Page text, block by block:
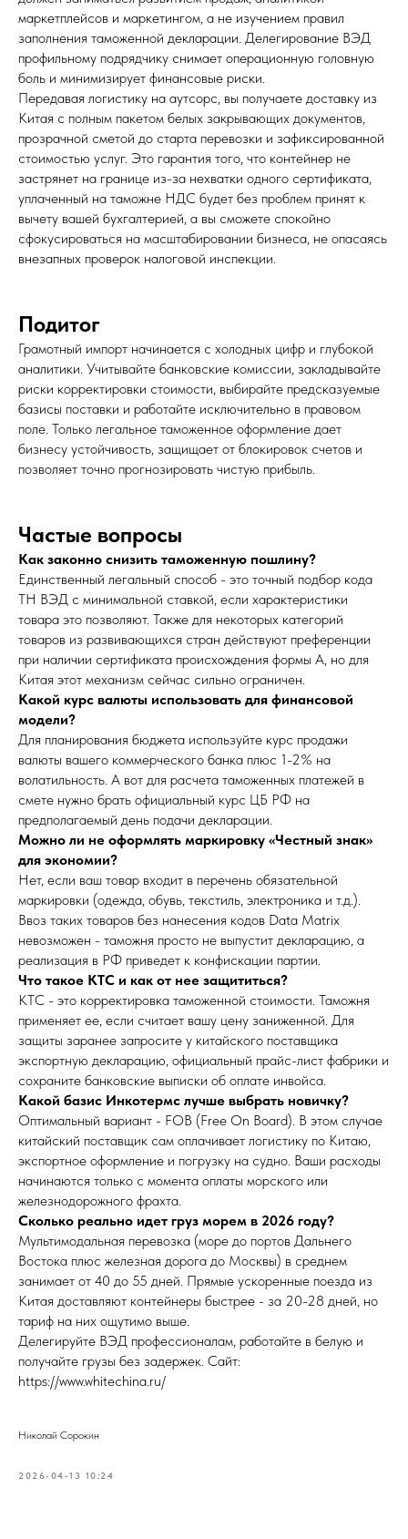
маркетплейсов и маркетингом, а не изучением правил
заполнения таможенной декларации. Делегирование ВЭД
профильному подрядчику снимает операционную головную
боль и минимизирует финансовые риски.
Передавая логистику на аутсорс, вы получаете доставку из
Китая с полным пакетом белых закрывающих документов,
прозрачной сметой до старта перевозки и зафиксированной
стоимостью услуг. Это гарантия того, что контейнер не
застрянет на границе из-за нехватки одного сертификата,
уплаченный на таможне НДС будет без проблем принят к
вычету вашей бухгалтерией, а вы сможете спокойно
сфокусироваться на масштабировании бизнеса, не опасаясь
внезапных проверок налоговой инспекции.
Подитог
Грамотный импорт начинается с холодных цифр и глубокой
аналитики. Учитывайте банковские комиссии, закладывайте
риски корректировки стоимости, выбирайте предсказуемые
базисы поставки и работайте исключительно в правовом
поле. Только легальное таможенное оформление дает
бизнесу устойчивость, защищает от блокировок счетов и
позволяет точно прогнозировать чистую прибыль.
Частые вопросы
Как законно снизить таможенную пошлину?
Единственный легальный способ - это точный подбор кода
ТН ВЭД с минимальной ставкой, если характеристики
товара это позволяют. Также для некоторых категорий
товаров из развивающихся стран действуют преференции
при наличии сертификата происхождения формы А, но для
Китая этот механизм сейчас сильно ограничен.
Какой курс валюты использовать для финансовой
модели?
Для планирования бюджета используйте курс продажи
валюты вашего коммерческого банка плюс 1-2% на
волатильность. А вот для расчета таможенных платежей в
смете нужно брать официальный курс ЦБ РФ на
предполагаемый день подачи декларации.
Можно ли не оформлять маркировку «Честный знак»
для экономии?
Нет, если ваш товар входит в перечень обязательной
маркировки (одежда, обувь, текстиль, электроника и т.д.).
Ввоз таких товаров без нанесения кодов Data Matrix
невозможен - таможня просто не выпустит декларацию, а
реализация в РФ приведет к конфискации партии.
Что такое КТС и как от нее защититься?
КТС - это корректировка таможенной стоимости. Таможня
применяет ее, если считает вашу цену заниженной. Для
защиты заранее запросите у китайского поставщика
экспортную декларацию, официальный прайс-лист фабрики и
сохраните банковские выписки об оплате инвойса.
Какой базис Инкотермс лучше выбрать новичку?
Оптимальный вариант - FOB (Free On Board). В этом случае
китайский поставщик сам оплачивает логистику по Китаю,
экспортное оформление и погрузку на судно. Ваши расходы
начинаются только с момента оплаты морского или
железнодорожного фрахта.
Сколько реально идет груз морем в 2026 году?
Мультимодальная перевозка (море до портов Дальнего
Востока плюс железная дорога до Москвы) в среднем
занимает от 40 до 55 дней. Прямые ускоренные поезда из
Китая доставляют контейнеры быстрее - за 20-28 дней, но
тариф на них ощутимо выше.
Делегируйте ВЭД профессионалам, работайте в белую и
получайте грузы без задержек. Сайт:
https://www.whitechina.ru/
Николай Сорокин
2026-04-13 10:24